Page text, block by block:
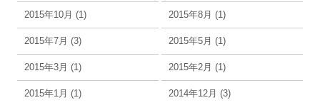
2015年10月 (1) 2015年8月 (1)
2015年7月 (3) 2015年5月 (1)
2015年3月 (1) 2015年2月 (1)
2015年1月 (1) 2014年12月 (3)